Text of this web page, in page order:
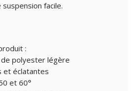
facile.
:
polyester légère
et éclatantes
et 60°